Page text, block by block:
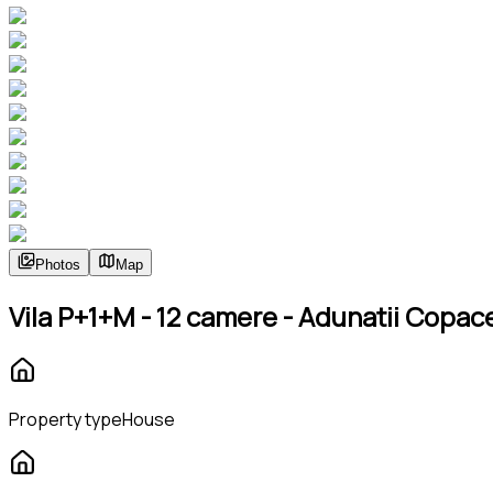
Photos Map
Vila P+1+M - 12 camere - Adunatii
Property typeHouse